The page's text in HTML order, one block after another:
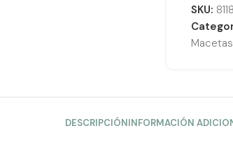
SKU:
DESCRIPCIÓNINFORMACIÓN